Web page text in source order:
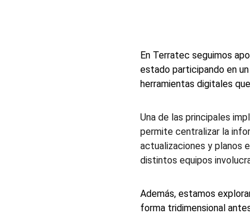
En Terratec seguimos
estado participando en
herramientas digitales
Una de las principales
permite centralizar la
actualizaciones y planos
distintos equipos
Además, estamos
forma tridimensional